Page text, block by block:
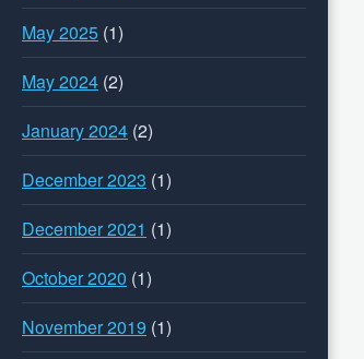
May 2025 (1)
May 2024 (2)
January 2024 (2)
December 2023 (1)
December 2021 (1)
October 2020 (1)
November 2019 (1)